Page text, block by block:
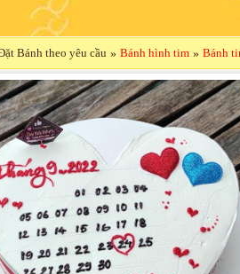
Bánh theo yêu cầu » Bánh hình tim » Bánh